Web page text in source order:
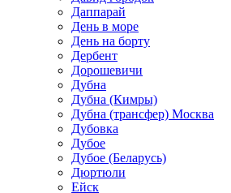
Даппарай
День в море
День на борту
Дербент
Дорошевичи
Дубна
Дубна (Кимры)
Дубна (трансфер) Москва
Дубовка
Дубое
Дубое (Беларусь)
Дюртюли
Ейск